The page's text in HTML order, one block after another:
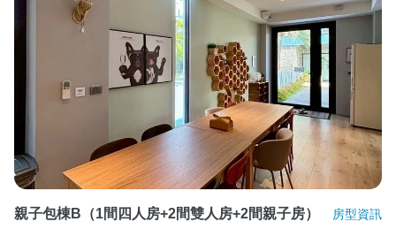
親子包棟B（1間四人房+2間雙人房+2間親子房） 房型資訊